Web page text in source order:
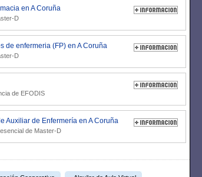
en A Coruña
D
de enfermeria (FP) en A Coruña
D
de EFODIS
Auxiliar de Enfermería en A Coruña
de Master-D